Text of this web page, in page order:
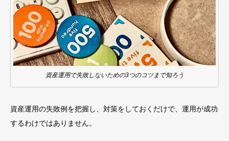
資産運用で失敗しないための3つのコツまで知ろう
資産運用の失敗例を把握し、対策をしておくだけで、運用が成功
するわけではありません。